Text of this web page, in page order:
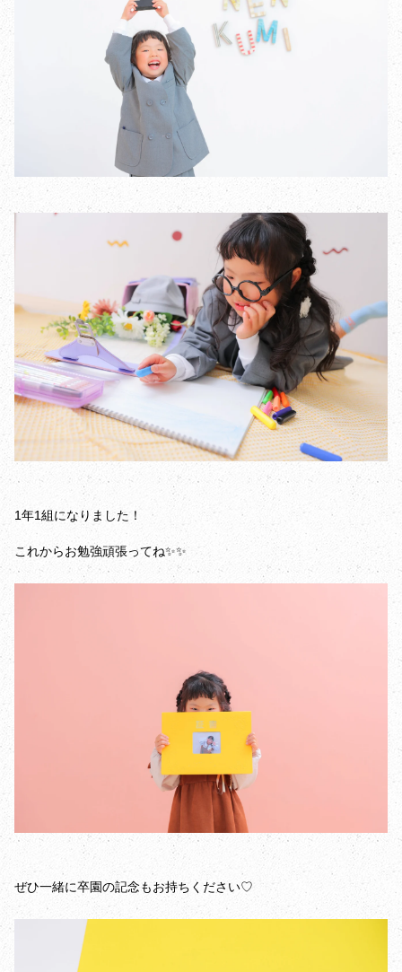
1年1組になりました！
これからお勉強頑張ってね✨✨
ぜひ一緒に卒園の記念もお持ちください♡